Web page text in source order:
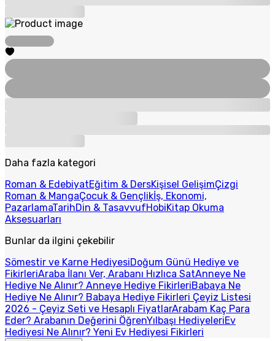
Daha fazla kategori
Roman & EdebiyatEğitim & DersKişisel GelişimÇizgi
Roman & MangaÇocuk & Gençlikİş, Ekonomi,
PazarlamaTarihDin & TasavvufHobiKitap Okuma
Aksesuarları
Bunlar da ilgini çekebilir
Sömestir ve Karne HediyesiDoğum Günü Hediye ve
FikirleriAraba İlanı Ver, Arabanı Hızlıca SatAnneye Ne
Hediye Ne Alınır? Anneye Hediye FikirleriBabaya Ne
Hediye Ne Alınır? Babaya Hediye Fikirleri Çeyiz Listesi
2026 - Çeyiz Seti ve Hesaplı FiyatlarArabam Kaç Para
Eder? Arabanın Değerini ÖğrenYılbaşı HediyeleriEv
Hediyesi Ne Alınır? Yeni Ev Hediyesi Fikirleri